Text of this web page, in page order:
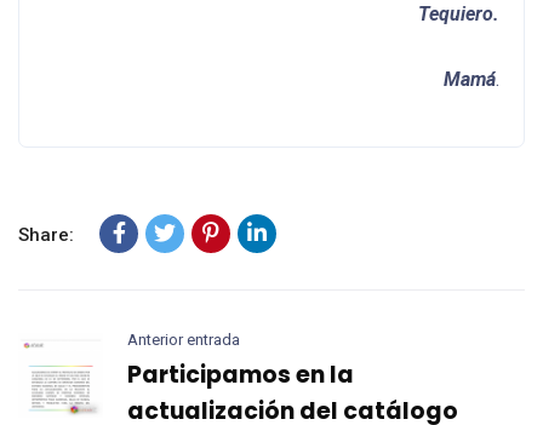
Tequiero.
Mamá.
Share:
Anterior entrada
Participamos en la
actualización del catálogo